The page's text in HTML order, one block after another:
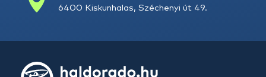
6400 Kiskunhalas, Széchenyi út 49.